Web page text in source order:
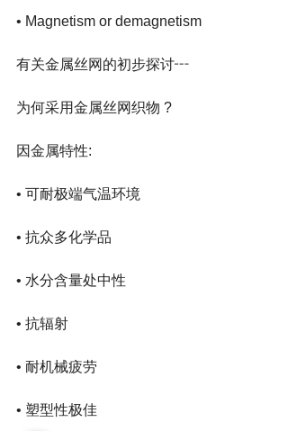
• Magnetism or demagnetism
有关金属丝网的初步探讨┅
为何采用金属丝网织物 ?
因金属特性:
• 可耐极端气温环境
• 抗众多化学品
• 水分含量处中性
• 抗辐射
• 耐机械疲劳
• 塑型性极佳